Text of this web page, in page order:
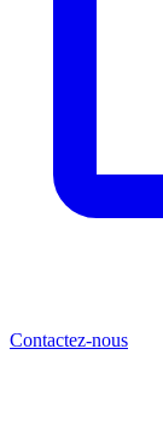
Contactez-nous